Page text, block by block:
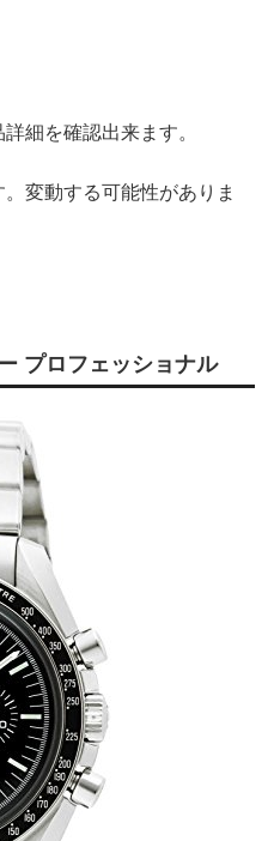
細を確認出来ます。
変動する可能性がありま
プロフェッショナル